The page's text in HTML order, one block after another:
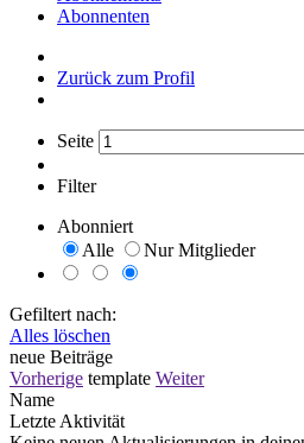
Abonnenten
Zurück zum Profil
Seite
Filter
Abonniert
Alle
Nur Mitglieder
Gefiltert nach:
Alles löschen
neue Beiträge
Vorherige template Weiter
Name
Letzte Aktivität